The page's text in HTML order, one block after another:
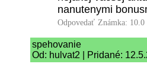
nanutenymi
Odpovedať Známka: 10.0
spehovanie
Od: hulvat2 | Pridané: